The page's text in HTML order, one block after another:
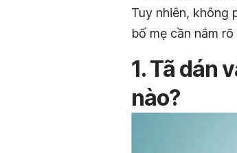
Tuy nhiên, không
bố mẹ cần nắm
1. Tã dán
nào?